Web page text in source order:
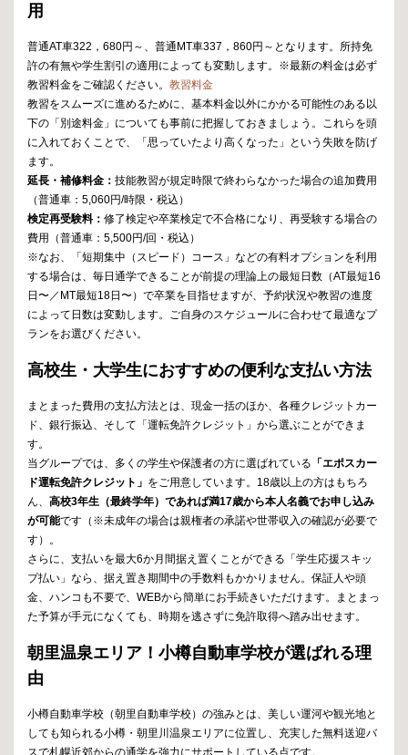
用
普通AT車322，680円～、普通MT車337，860円～となります。所持免
許の有無や学生割引の適用によっても変動します。※最新の料金は必ず
教習料金をご確認ください。 教習料金
教習をスムーズに進めるために、基本料金以外にかかる可能性のある以
下の「別途料金」についても事前に把握しておきましょう。これらを頭
に入れておくことで、「思っていたより高くなった」という失敗を防げ
ます。
延長・補修料金： 技能教習が規定時限で終わらなかった場合の追加費用
（普通車：5,060円/時限・税込）
検定再受験料： 修了検定や卒業検定で不合格になり、再受験する場合の
費用（普通車：5,500円/回・税込）
※なお、「短期集中（スピード）コース」などの有料オプションを利用
する場合は、毎日通学できることが前提の理論上の最短日数（AT最短16
日〜／MT最短18日〜）で卒業を目指せますが、予約状況や教習の進度
によって日数は変動します。ご自身のスケジュールに合わせて最適なプ
ランをお選びください。
高校生・大学生におすすめの便利な支払い方法
まとまった費用の支払方法とは、現金一括のほか、各種クレジットカー
ド、銀行振込、そして「運転免許クレジット」から選ぶことができま
す。
当グループでは、多くの学生や保護者の方に選ばれている 「エポスカー
ド運転免許クレジット」 をご用意しています。18歳以上の方はもちろ
ん、 高校3年生（最終学年）であれば満17歳から本人名義でお申し込み
が可能です（※未成年の場合は親権者の承諾や世帯収入の確認が必要で
す）。
さらに、支払いを最大6か月間据え置くことができる「学生応援スキッ
プ払い」なら、据え置き期間中の手数料もかかりません。保証人や頭
金、ハンコも不要で、WEBから簡単にお手続きいただけます。まとまっ
た予算が手元になくても、時期を逃さずに免許取得へ踏み出せます。
朝里温泉エリア！小樽自動車学校が選ばれる理
由
小樽自動車学校（朝里自動車学校）の強みとは、美しい運河や観光地と
しても知られる小樽・朝里川温泉エリアに位置し、充実した無料送迎バ
スで札幌近郊からの通学を強力にサポートしている点です。